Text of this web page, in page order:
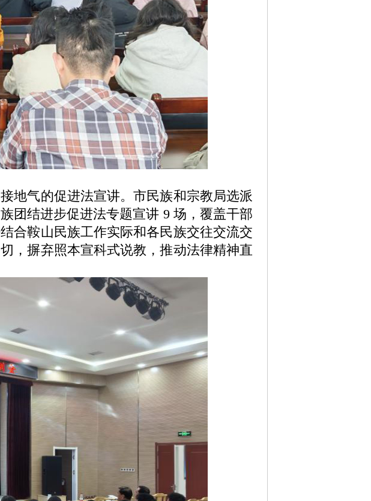
地气的促进法宣讲。市民族和宗教局选派
团结进步促进法专题宣讲 9 场，覆盖干部
合鞍山民族工作实际和各民族交往交流交
，摒弃照本宣科式说教，推动法律精神直